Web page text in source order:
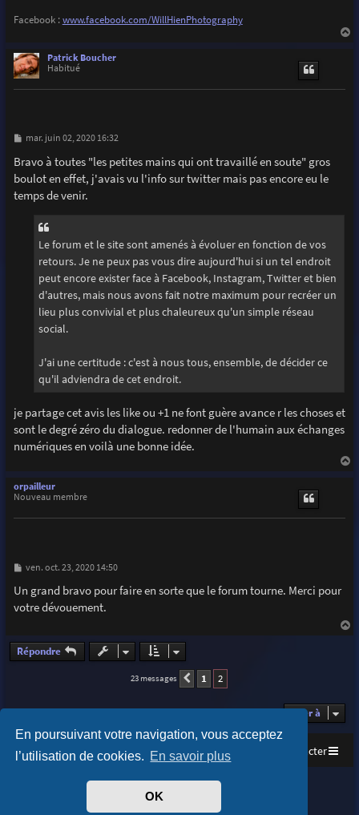
En poursuivant votre navigation, vous acceptez
l’utilisation de cookies. En savoir plus
OK
Facebook :www.facebook.com/WillHienPhotography
Patrick Boucher
Habitué
M
s
s
a
e
mar. juin 02, 2020 16:32
Bravo à toutes "les petites mains qui ont travaillé en soute" gros
boulot en effet, j'avais vu l'info sur twitter mais pas encore eu le
temps de venir.
Le forum et le site sont amenés à évoluer en fonction de vos
retours. Je ne peux pas vous dire aujourd'hui si un tel endroit
peut encore exister face à Facebook, Instagram, Twitter et bien
d'autres, mais nous avons fait notre maximum pour recréer un
lieu plus convivial et plus chaleureux qu'un simple réseau
social.
J'ai une certitude : c'est à nous tous, ensemble, de décider ce
qu'il adviendra de cet endroit.
je partage cet avis les like ou +1 ne font guère avance r les choses et
sont le degré zéro du dialogue. redonner de l'humain aux échanges
numériques en voilà une bonne idée.
orpailleur
Nouveau membre
M
s
s
a
ven. oct. 23, 2020 14:50
Un grand bravo pour faire en sorte que le forum tourne. Merci pour
votre dévouement.
a
Répondre
23 messages Précédente
1 2
Aller à
Accueil Index du forum Nous contacter
Purplexion style byIan Bradley
phpBB® Forum Software © phpBB Limited
phpBB-fr.com